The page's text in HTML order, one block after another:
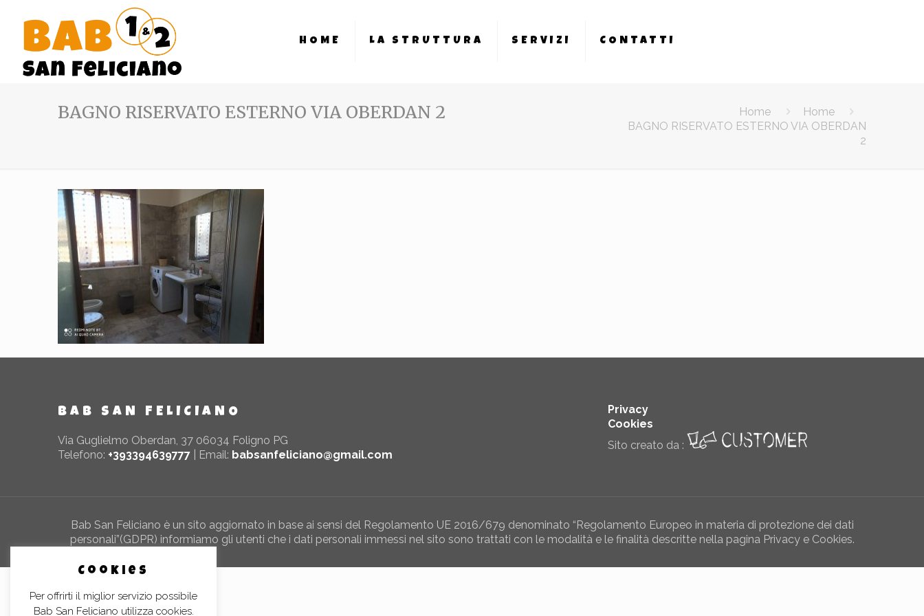
HOME LA STRUTTURA SERVIZI CONTATTI
BAGNO RISERVATO ESTERNO VIA OBERDAN 2 Home
Home
BAGNO RISERVATO ESTERNO VIA OBERDAN
2
BAB SAN FELICIANO
Via Guglielmo Oberdan, 37 06034 Foligno PG
Telefono: +393394639777 | Email: babsanfeliciano@gmail.com
Privacy
Cookies
Sito creato da :
Bab San Feliciano è un sito aggiornato in base ai sensi del Regolamento UE 2016/679 denominato “Regolamento Europeo in materia di protezione dei dati
personali”(GDPR) informiamo gli utenti che i dati personali immessi nel sito sono trattati con le modalità e le finalità descritte nella pagina Privacy e Cookies.
Cookies
Per offrirti il miglior servizio possibile
Bab San Feliciano utilizza cookies.